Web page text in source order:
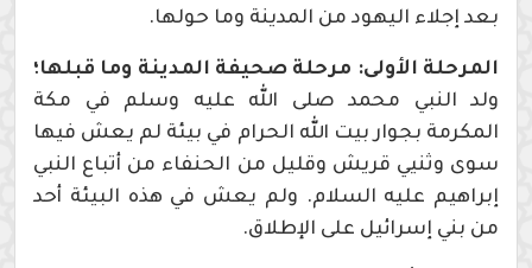
بعد إجلاء اليهود من المدينة وما حولها.
المرحلة الأولى: مرحلة صحيفة المدينة وما قبلها؛
ولد النبي محمد صلى الله عليه وسلم في مكة
المكرمة بجوار بيت الله الحرام في بيئة لم يعش فيها
سوى وثنيي قريش وقليل من الحنفاء من أتباع النبي
إبراهيم عليه السلام. ولم يعش في هذه البيئة أحد
من بني إسرائيل على الإطلاق.